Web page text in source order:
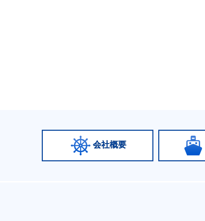
会社概要